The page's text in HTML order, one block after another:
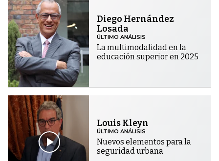
Diego Hernández
Losada
ÚLTIMO ANÁLISIS
La multimodalidad en la
educación superior en 2025
Louis Kleyn
ÚLTIMO ANÁLISIS
Nuevos elementos para la
seguridad urbana